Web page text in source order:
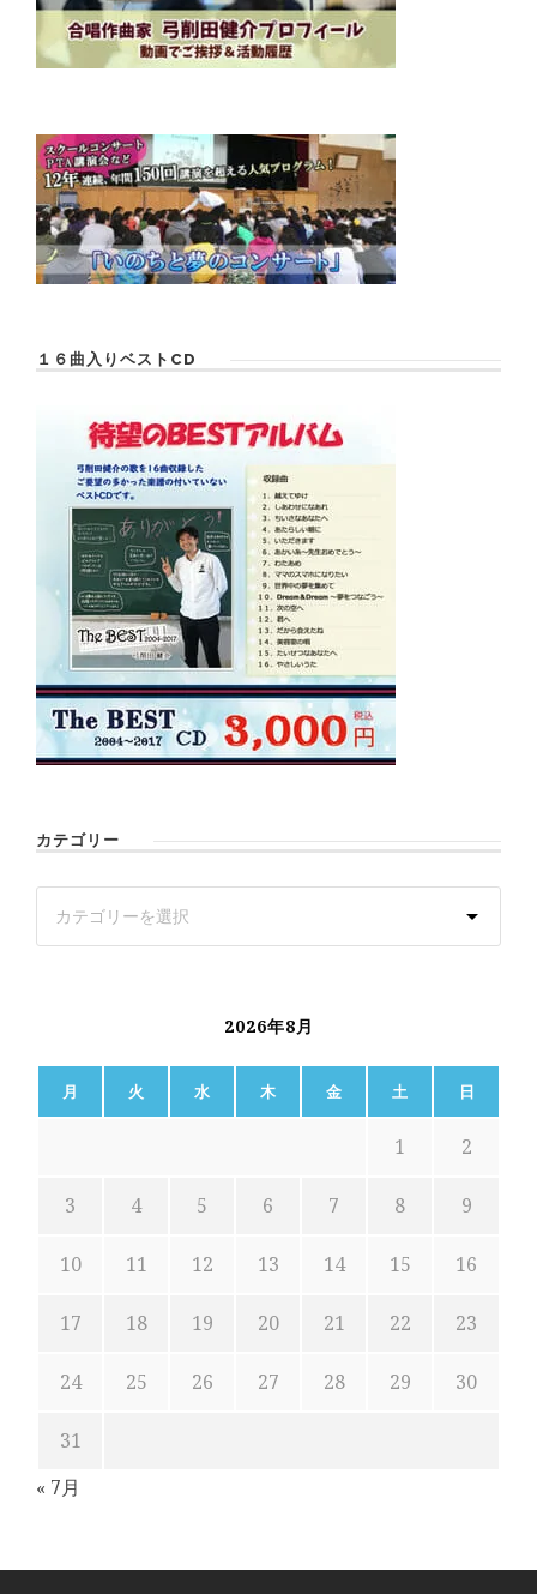
１６曲入りベストCD
カテゴリー
2026年8月
月 火 水 木 金 土 日
1 2
3 4 5 6 7 8 9
10 11 12 13 14 15 16
17 18 19 20 21 22 23
24 25 26 27 28 29 30
31
« 7月